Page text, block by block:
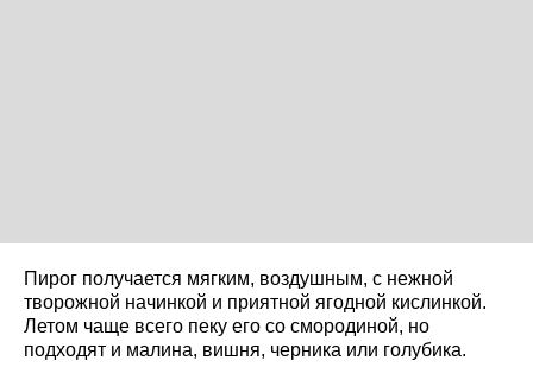
Пирог получается мягким, воздушным, с нежной
творожной начинкой и приятной ягодной кислинкой.
Летом чаще всего пеку его со смородиной, но
подходят и малина, вишня, черника или голубика.